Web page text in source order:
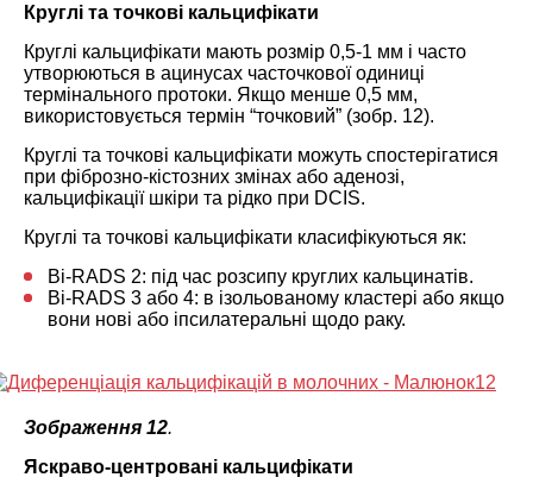
Круглі та точкові кальцифікати
Круглі кальцифікати мають розмір 0,5-1 мм і часто
утворюються в ацинусах часточкової одиниці
термінального протоки. Якщо менше 0,5 мм,
використовується термін “точковий” (зобр. 12).
Круглі та точкові кальцифікати можуть спостерігатися
при фіброзно-кістозних змінах або аденозі,
кальцифікації шкіри та рідко при DCIS.
Круглі та точкові кальцифікати класифікуються як:
Bi-RADS 2: під час розсипу круглих кальцинатів.
Bi-RADS 3 або 4: в ізольованому кластері або якщо
вони нові або іпсилатеральні щодо раку.
Зображення 12.
Яскраво-центровані кальцифікати